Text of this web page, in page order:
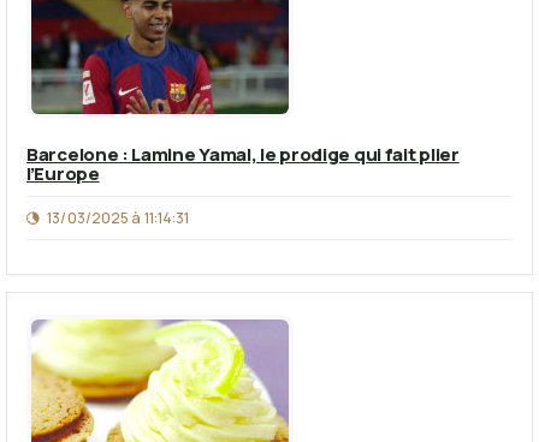
Barcelone : Lamine Yamal, le prodige qui fait plier
l’Europe
13/03/2025 à 11:14:31